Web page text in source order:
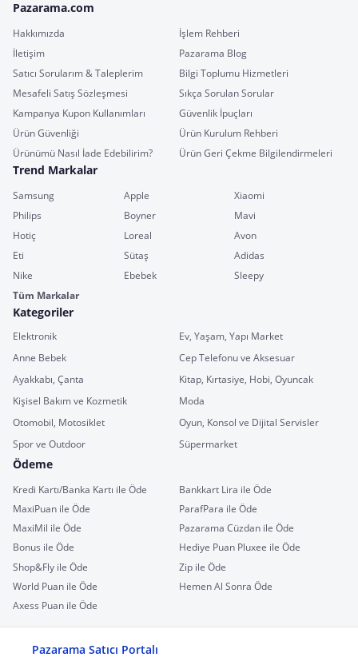
Pazarama.com
Hakkımızda
İşlem Rehberi
İletişim
Pazarama Blog
Satıcı Sorularım & Taleplerim
Bilgi Toplumu Hizmetleri
Mesafeli Satış Sözleşmesi
Sıkça Sorulan Sorular
Kampanya Kupon Kullanımları
Güvenlik İpuçları
Ürün Güvenliği
Ürün Kurulum Rehberi
Ürünümü Nasıl İade Edebilirim?
Ürün Geri Çekme Bilgilendirmeleri
Trend Markalar
Samsung Apple
Xiaomi
Philips
Boyner
Mavi
Hotiç
Loreal
Avon
Eti
Sütaş
Adidas
Nike
Ebebek
Sleepy
Tüm Markalar
Kategoriler
Elektronik
Ev, Yaşam, Yapı Market
Anne Bebek
Cep Telefonu ve Aksesuar
Ayakkabı, Çanta
Kitap, Kırtasiye, Hobi, Oyuncak
Kişisel Bakım ve Kozmetik
Moda
Otomobil, Motosiklet
Oyun, Konsol ve Dijital Servisler
Spor ve Outdoor
Süpermarket
Ödeme
Kredi Kartı/Banka Kartı ile Öde
Bankkart Lira ile Öde
MaxiPuan ile Öde
ParafPara ile Öde
MaxiMil ile Öde
Pazarama Cüzdan ile Öde
Bonus ile Öde
Hediye Puan Pluxee ile Öde
Shop&Fly ile Öde
Zip ile Öde
World Puan ile Öde
Hemen Al Sonra Öde
Axess Puan ile Öde
Pazarama Satıcı Portalı